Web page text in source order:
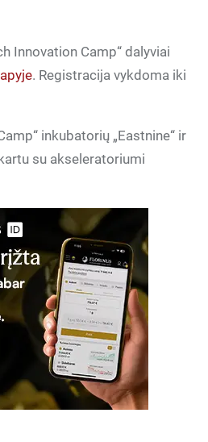
Innovation Camp“ dalyviai
. Registracija vykdoma iki
inkubatorių „Eastnine“ ir
su akseleratoriumi